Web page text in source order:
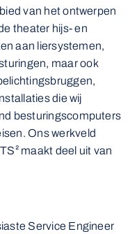
van het ontwerpen
theater hijs- en
aan liersystemen,
maar ook
die wij
besturingscomputers
Ons werkveld
maakt deel uit van
Service Engineer